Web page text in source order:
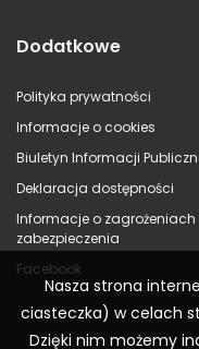
Dodatkowe
Polityka prywatności
Informacje o cookies
Biuletyn Informacji
Deklaracja dostępności
Informacje o
zabezpieczenia
Facebook
Nasza strona
ciasteczka) w celach
Dzięki nim możemy